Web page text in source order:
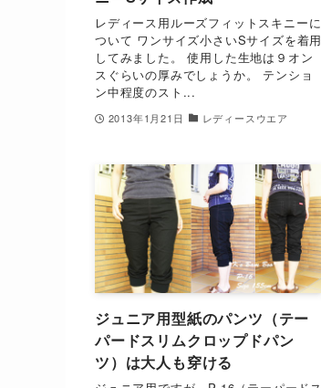
レディース用ルーズフィットスキニーに
ついて ワンサイズ小さいSサイズを着用
してみました。 使用した生地は９オン
スぐらいの厚みでしょうか。 テンショ
ン中程度のスト...
2013年1月21日 レディースウエア
ジュニア用型紙のパンツ（テー
パードスリムクロップドパン
ツ）は大人も穿ける